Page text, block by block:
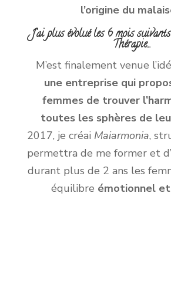
l’origine du
J’ai plus évolué les 6 mois suivants
Thérapie…
M’est finalement venue
une entreprise qui
femmes de trouver
toutes les sphères de
2017, je créai Maiarmonia,
permettra de me former et
durant plus de 2 ans les
équilibre émotionnel